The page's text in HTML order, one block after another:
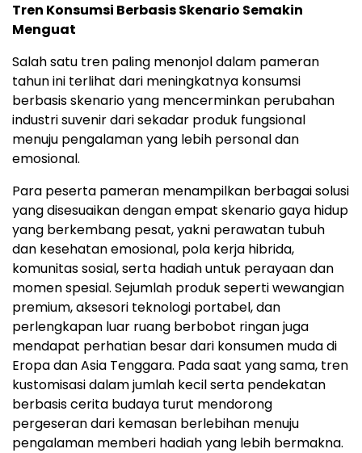
Tren Konsumsi Berbasis Skenario Semakin
Menguat
Salah satu tren paling menonjol dalam pameran
tahun ini terlihat dari meningkatnya konsumsi
berbasis skenario yang mencerminkan perubahan
industri suvenir dari sekadar produk fungsional
menuju pengalaman yang lebih personal dan
emosional.
Para peserta pameran menampilkan berbagai solusi
yang disesuaikan dengan empat skenario gaya hidup
yang berkembang pesat, yakni perawatan tubuh
dan kesehatan emosional, pola kerja hibrida,
komunitas sosial, serta hadiah untuk perayaan dan
momen spesial. Sejumlah produk seperti wewangian
premium, aksesori teknologi portabel, dan
perlengkapan luar ruang berbobot ringan juga
mendapat perhatian besar dari konsumen muda di
Eropa dan Asia Tenggara. Pada saat yang sama, tren
kustomisasi dalam jumlah kecil serta pendekatan
berbasis cerita budaya turut mendorong
pergeseran dari kemasan berlebihan menuju
pengalaman memberi hadiah yang lebih bermakna.